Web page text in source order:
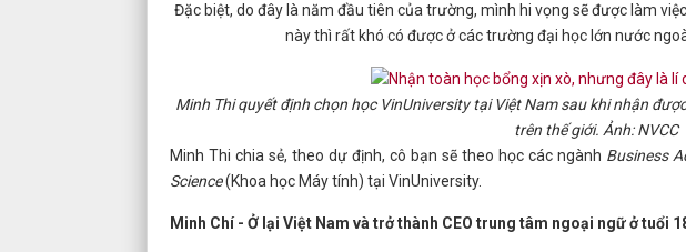
Đặc biệt, do đây là năm đầu tiên của trường, mình hi vọng sẽ được làm
này thì rất khó có được ở các trường đại học lớn nước
Minh Thi quyết định chọn học VinUniversity tại Việt Nam sau khi nhận
trên thế giới. Ảnh: NVCC
Minh Thi chia sẻ, theo dự định, cô bạn sẽ theo học các ngành Business
Science(Khoa học Máy tính) tại VinUniversity.
Minh Chí - Ở lại Việt Nam và trở thành CEO trung tâm ngoại ngữ ở tuổi